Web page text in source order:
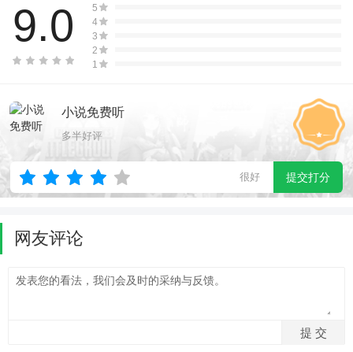
9.0
5
4
3
2
1
小说免费听
多半好评
很好 提交打分
网友评论